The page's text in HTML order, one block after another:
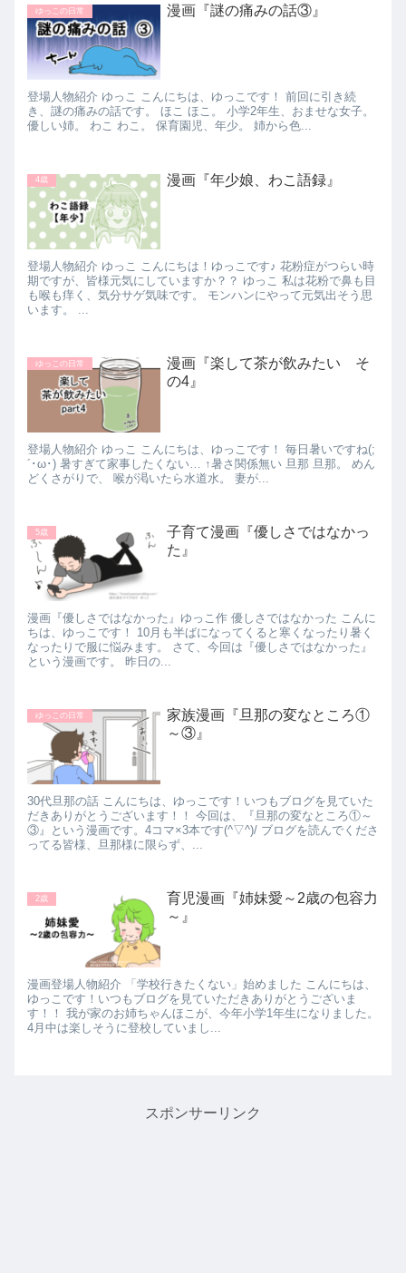
ゆっこの日常 漫画『謎の痛みの話③』
登場人物紹介 ゆっこ こんにちは、ゆっこです！ 前回に引き続
き、謎の痛みの話です。 ほこ ほこ。 小学2年生、おませな女子。
優しい姉。 わこ わこ。 保育園児、年少。 姉から色...
4歳 漫画『年少娘、わこ語録』
登場人物紹介 ゆっこ こんにちは！ゆっこです♪ 花粉症がつらい時
期ですが、皆様元気にしていますか？？ ゆっこ 私は花粉で鼻も目
も喉も痒く、気分サゲ気味です。 モンハンにやって元気出そう思
います。 ...
ゆっこの日常
漫画『楽して茶が飲みたい そ
の4』
登場人物紹介 ゆっこ こんにちは、ゆっこです！ 毎日暑いですね(;
´･ω･) 暑すぎて家事したくない… ↑暑さ関係無い 旦那 旦那。 めん
どくさがりで、 喉が渇いたら水道水。 妻が...
5歳
子育て漫画『優しさではなかっ
た』
漫画『優しさではなかった』ゆっこ作 優しさではなかった こんに
ちは、ゆっこです！ 10月も半ばになってくると寒くなったり暑く
なったりで服に悩みます。 さて、今回は『優しさではなかった』
という漫画です。 昨日の...
ゆっこの日常
家族漫画『旦那の変なところ①
～③』
30代旦那の話 こんにちは、ゆっこです！いつもブログを見ていた
だきありがとうございます！！ 今回は、『旦那の変なところ①～
③』という漫画です。4コマ×3本です(^▽^)/ ブログを読んでくださ
ってる皆様、旦那様に限らず、...
2歳
育児漫画『姉妹愛～2歳の包容力
～』
漫画登場人物紹介 「学校行きたくない」始めました こんにちは、
ゆっこです！いつもブログを見ていただきありがとうございま
す！！ 我が家のお姉ちゃんほこが、今年小学1年生になりました。
4月中は楽しそうに登校していまし...
スポンサーリンク